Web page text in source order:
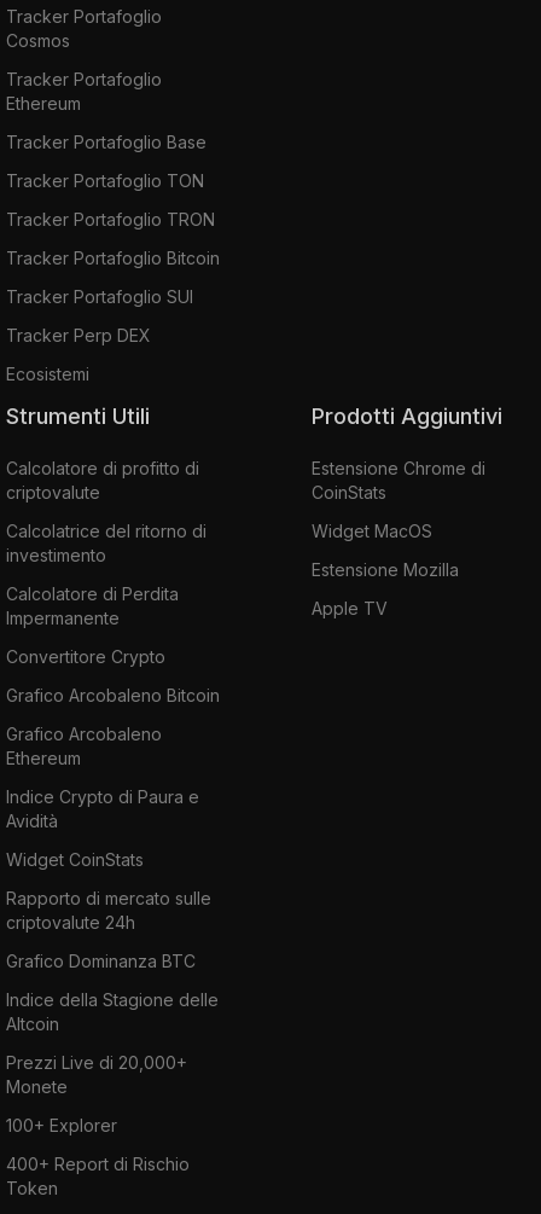
Tracker Portafoglio
Cosmos
Tracker Portafoglio
Ethereum
Tracker Portafoglio Base
Tracker Portafoglio TON
Tracker Portafoglio TRON
Tracker Portafoglio Bitcoin
Tracker Portafoglio SUI
Tracker Perp DEX
Ecosistemi
Strumenti Utili
Calcolatore di profitto di
criptovalute
Calcolatrice del ritorno di
investimento
Calcolatore di Perdita
Impermanente
Convertitore Crypto
Grafico Arcobaleno Bitcoin
Grafico Arcobaleno
Ethereum
Indice Crypto di Paura e
Avidità
Widget CoinStats
Rapporto di mercato sulle
criptovalute 24h
Grafico Dominanza BTC
Indice della Stagione delle
Altcoin
Prezzi Live di 20,000+
Monete
100+ Explorer
400+ Report di Rischio
Token
Prodotti Aggiuntivi
Estensione Chrome di
CoinStats
Widget MacOS
Estensione Mozilla
Apple TV